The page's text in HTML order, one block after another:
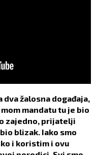
dva žalosna događaja,
mandatu tu je bio
zajedno, prijatelji
blizak. Iako smo
i koristim i ovu